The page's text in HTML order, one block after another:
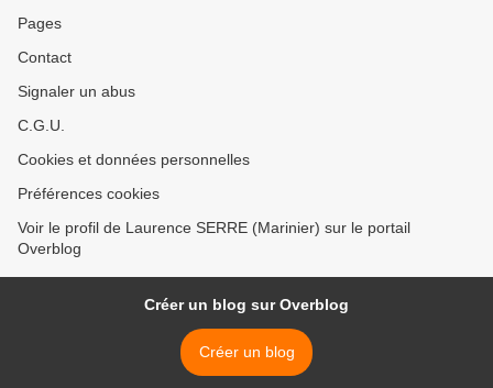
Pages
Contact
Signaler un abus
C.G.U.
Cookies et données personnelles
Préférences cookies
Voir le profil de Laurence SERRE (Marinier) sur le portail
Overblog
Créer un blog sur Overblog
Créer un blog